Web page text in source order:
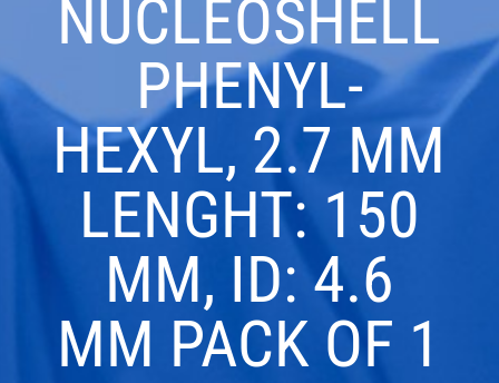
NUCLEOSHELL
PHENYL-
HEXYL, 2.7 ΜM
LENGHT: 150
MM, ID: 4.6
MM PACK OF 1